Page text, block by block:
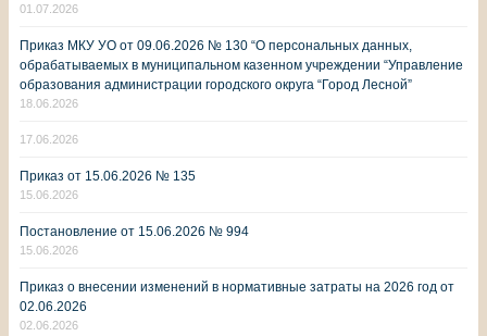
01.07.2026
Приказ МКУ УО от 09.06.2026 № 130 “О персональных данных,
обрабатываемых в муниципальном казенном учреждении “Управление
образования администрации городского округа “Город Лесной”
18.06.2026
17.06.2026
Приказ от 15.06.2026 № 135
15.06.2026
Постановление от 15.06.2026 № 994
15.06.2026
Приказ о внесении изменений в нормативные затраты на 2026 год от
02.06.2026
02.06.2026